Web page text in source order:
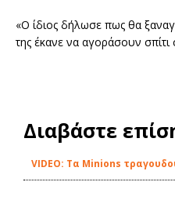
«Ο ίδιος δήλωσε πως θα
της έκανε να αγοράσουν
Διαβάστε
VIDEO: Τα Minions